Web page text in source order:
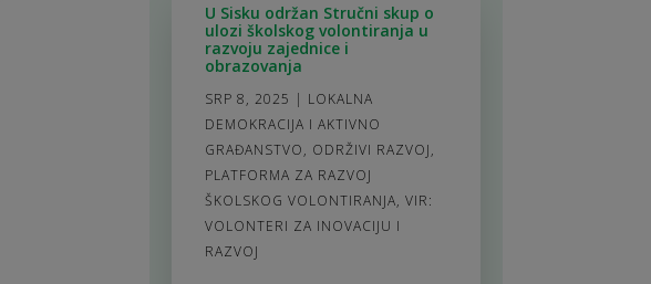
U Sisku održan Stručni skup o
ulozi školskog volontiranja u
razvoju zajednice i
obrazovanja
SRP 8, 2025 | LOKALNA
DEMOKRACIJA I AKTIVNO
GRAĐANSTVO, ODRŽIVI RAZVOJ,
PLATFORMA ZA RAZVOJ
ŠKOLSKOG VOLONTIRANJA, VIR:
VOLONTERI ZA INOVACIJU I
RAZVOJ